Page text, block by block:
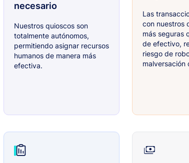
necesario
Nuestros quioscos son
totalmente autónomos,
permitiendo asignar recursos
humanos de manera más
efectiva.
Las
con nuestros
más seguras
de efectivo,
riesgo de
malversación